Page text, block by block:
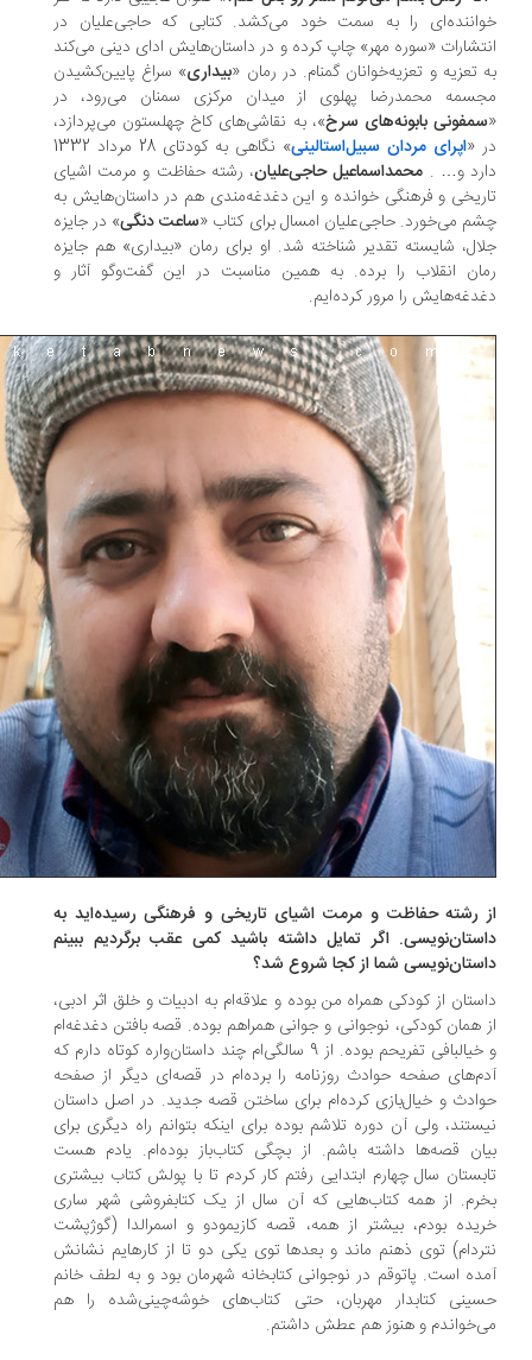
را به سمت خود می‌کشد. کتابی که حاجی‌علیان در
«سوره مهر» چاپ کرده و در داستان‌هایش ادای دینی می‌کند
تعزیه و تعزیه‌خوانان گمنام. در رمان « بیداری» سراغ پایین‌کشیدن
محمدرضا پهلوی از میدان مرکزی سمنان می‌رود، در
بابونه‌های سرخ»، به نقاشی‌های کاخ چهلستون می‌پردازد،
اپرای مردان سبیل‌استالینی
» نگاهی به کودتای 28 مرداد 1332
و… . محمداسماعیل حاجی‌علیان، رشته حفاظت و مرمت اشیای
و فرهنگی خوانده و این دغدغه‌مندی هم در داستان‌هایش به
می‌خورد. حاجی‌علیان امسال برای کتاب « ساعت دنگی» در جایزه
شایسته تقدیر شناخته شد. او برای رمان «بیداری»‌ هم جایزه
انقلاب را برده. به همین مناسبت در این گفت‌وگو آثار و
را مرور کرده‌ایم.
رشته حفاظت و مرمت اشیای تاریخی و فرهنگی رسیده‌اید به
اگر تمایل داشته باشید کمی عقب برگردیم ببینم
شما از کجا شروع شد؟
از کودکی همراه من بوده و علاقه‌ام به ادبیات و خلق اثر ادبی،
همان کودکی، نوجوانی و جوانی همراهم بوده. قصه بافتن دغدغه‌ام
و خیالبافی تفریحم بوده. از 9 سالگی‌ام چند داستان‌واره کوتاه دارم که
صفحه حوادث روزنامه را برده‌ام در قصه‌ای دیگر از صفحه
و خیال‌بازی کرده‌ام برای ساختن قصه جدید. در اصل داستان
ولی آن دوره تلاشم بوده برای اینکه بتوانم راه دیگری برای
قصه‌ها داشته باشم. از بچگی کتاب‌باز بوده‌ام. یادم هست
سال چهارم ابتدایی رفتم کار کردم تا با پولش کتاب بیشتری
از همه کتاب‌هایی که آن سال از یک کتابفروشی شهر ساری
بودم، بیشتر از همه، قصه کازیمودو و اسمرالدا (گوژپشت
توی ذهنم ماند و بعدها توی یکی دو تا از کارهایم نشانش
است. پاتوقم در نوجوانی کتابخانه شهرمان بود و به لطف خانم
کتابدار مهربان، حتی کتاب‌های خوشه‌چینی‌شده را هم
و هنوز هم عطش داشتم.